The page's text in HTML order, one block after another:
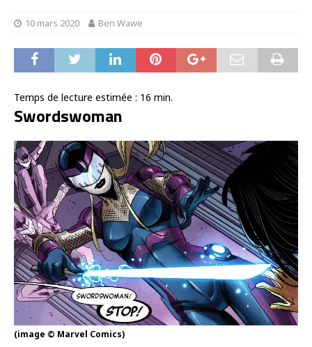
10 mars 2020 Ben Wawe
Temps de lecture estimée : 16 min.
Swordswoman
(image © Marvel Comics)